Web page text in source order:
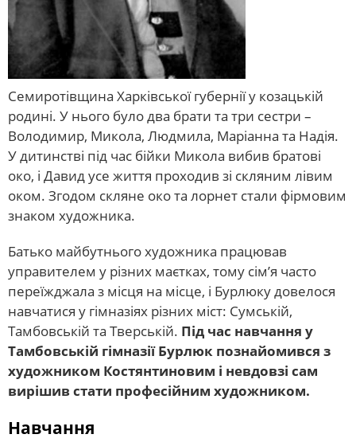
Семиротівщина Харківської губернії у козацькій
родині. У нього було два брати та три сестри –
Володимир, Микола, Людмила, Маріанна та Надія.
У дитинстві під час бійки Микола вибив братові
око, і Давид усе життя проходив зі скляним лівим
оком. Згодом скляне око та лорнет стали фірмовим
знаком художника.
Батько майбутнього художника працював
управителем у різних маєтках, тому сім’я часто
переїжджала з місця на місце, і Бурлюку довелося
навчатися у гімназіях різних міст: Сумській,
Тамбовській та Тверській. Під час навчання у
Тамбовській гімназії Бурлюк познайомився з
художником Костянтиновим і невдовзі сам
вирішив стати професійним художником.
Навчання